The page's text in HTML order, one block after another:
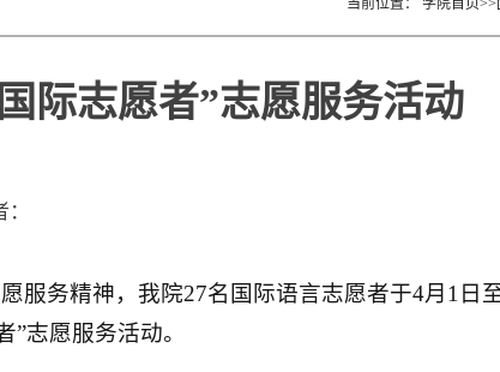
当前位置： 学院首页>>
际志愿者”志愿服务活动
服务精神，我院27名国际语言志愿者于4月1日
志愿服务活动。